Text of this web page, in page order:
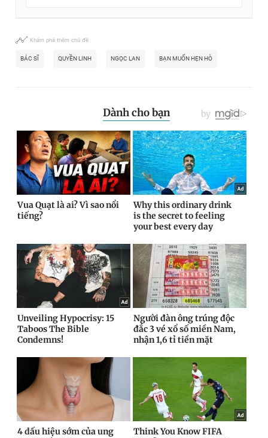
Khám phá thêm chủ đề
BÁC SĨ QUYỀN LINH NGỌC LAN BẠN MUỐN HẸN HÒ